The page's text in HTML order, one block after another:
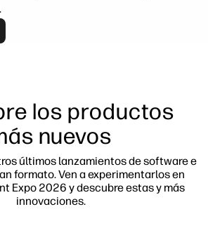
los productos
nuevos
últimos lanzamientos de software e
formato. Ven a experimentarlos en
Expo 2026 y descubre estas y más
innovaciones.